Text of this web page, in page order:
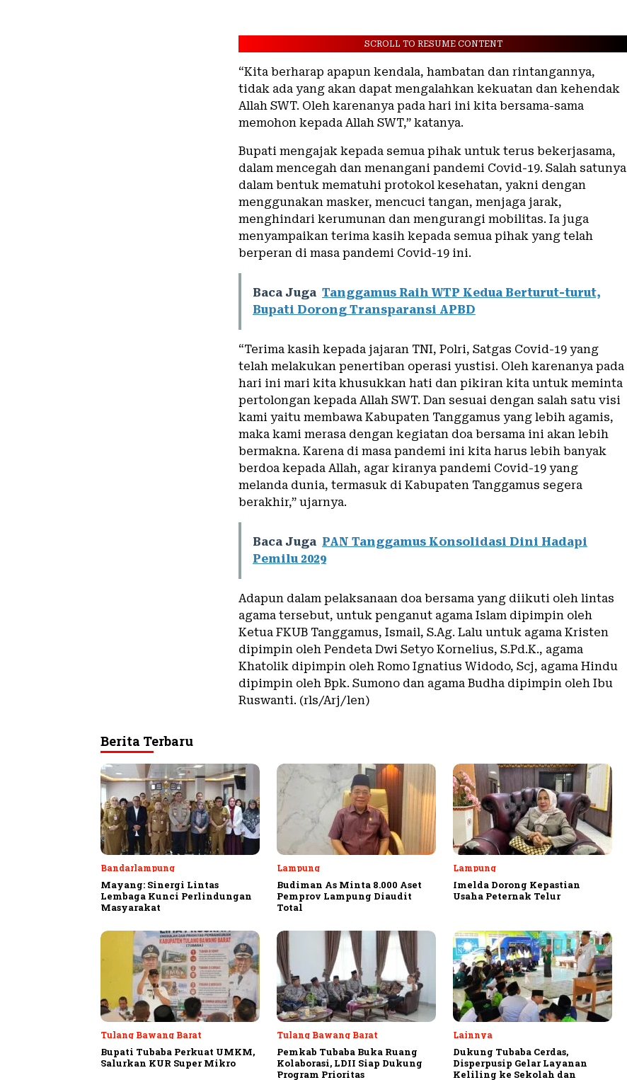
SCROLL TO RESUME CONTENT
“Kita berharap apapun kendala, hambatan dan rintangannya,
tidak ada yang akan dapat mengalahkan kekuatan dan kehendak
Allah SWT. Oleh karenanya pada hari ini kita bersama-sama
memohon kepada Allah SWT,” katanya.
Bupati mengajak kepada semua pihak untuk terus bekerjasama,
dalam mencegah dan menangani pandemi Covid-19. Salah satunya
dalam bentuk mematuhi protokol kesehatan, yakni dengan
menggunakan masker, mencuci tangan, menjaga jarak,
menghindari kerumunan dan mengurangi mobilitas. Ia juga
menyampaikan terima kasih kepada semua pihak yang telah
berperan di masa pandemi Covid-19 ini.
Baca Juga Tanggamus Raih WTP Kedua Berturut-turut,
Bupati Dorong Transparansi APBD
“Terima kasih kepada jajaran TNI, Polri, Satgas Covid-19 yang
telah melakukan penertiban operasi yustisi. Oleh karenanya pada
hari ini mari kita khusukkan hati dan pikiran kita untuk meminta
pertolongan kepada Allah SWT. Dan sesuai dengan salah satu visi
kami yaitu membawa Kabupaten Tanggamus yang lebih agamis,
maka kami merasa dengan kegiatan doa bersama ini akan lebih
bermakna. Karena di masa pandemi ini kita harus lebih banyak
berdoa kepada Allah, agar kiranya pandemi Covid-19 yang
melanda dunia, termasuk di Kabupaten Tanggamus segera
berakhir,” ujarnya.
Baca Juga PAN Tanggamus Konsolidasi Dini Hadapi
Pemilu 2029
Adapun dalam pelaksanaan doa bersama yang diikuti oleh lintas
agama tersebut, untuk penganut agama Islam dipimpin oleh
Ketua FKUB Tanggamus, Ismail, S.Ag. Lalu untuk agama Kristen
dipimpin oleh Pendeta Dwi Setyo Kornelius, S.Pd.K., agama
Khatolik dipimpin oleh Romo Ignatius Widodo, Scj, agama Hindu
dipimpin oleh Bpk. Sumono dan agama Budha dipimpin oleh Ibu
Ruswanti. (rls/Arj/len)
Berita Terbaru
Bandarlampung
Mayang: Sinergi Lintas
Lembaga Kunci Perlindungan
Masyarakat
Lampung
Budiman As Minta 8.000 Aset
Pemprov Lampung Diaudit
Total
Lampung
Imelda Dorong Kepastian
Usaha Peternak Telur
Tulang Bawang Barat
Bupati Tubaba Perkuat UMKM,
Salurkan KUR Super Mikro
Tulang Bawang Barat
Pemkab Tubaba Buka Ruang
Kolaborasi, LDII Siap Dukung
Program Prioritas
Lainnya
Dukung Tubaba Cerdas,
Disperpusip Gelar Layanan
Keliling ke Sekolah dan